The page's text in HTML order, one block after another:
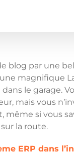
blog par une
magnifique
le garage.
mais vous
même si vous
la route.
ERP dans